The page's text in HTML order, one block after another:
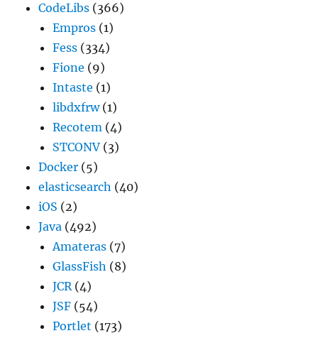
CodeLibs (366)
Empros (1)
Fess (334)
Fione (9)
Intaste (1)
libdxfrw(1)
Recotem (4)
STCONV (3)
Docker (5)
elasticsearch (40)
iOS (2)
Java (492)
Amateras (7)
GlassFish (8)
JCR(4)
JSF (54)
Portlet (173)